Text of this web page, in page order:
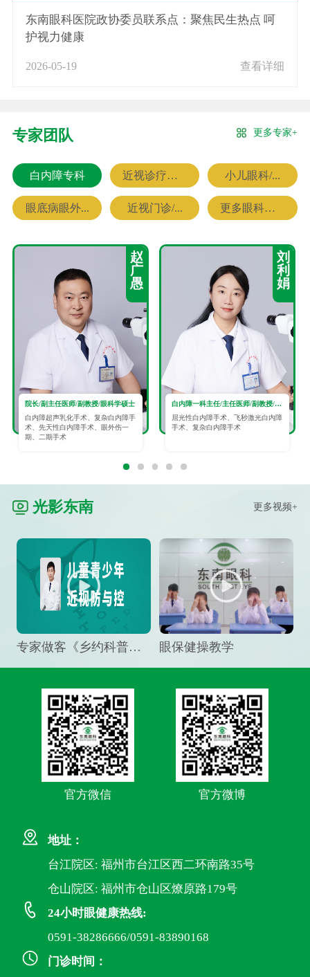
东南眼科医院政协委员联系点：聚焦民生热点 呵
护视力健康
2026-05-19 查看详细
专家团队 更多专家+
白内障专科 近视诊疗专科 小儿眼科/...
眼底病眼外... 近视门诊/... 更多眼科专家
赵
广
愚
院长/副主任医师/副教授/眼科学硕士
白内障超声乳化手术、复杂白内障手
术、先天性白内障手术、眼外伤一
期、二期手术
刘
利
娟
白内障一科主任/主任医师/副教授/眼科学硕士
屈光性白内障手术、飞秒激光白内障
手术、复杂白内障手术
光影东南 更多视频+
专家做客《乡约科普》栏目，预防孩子近视竟然这么“简单” 眼保健操教学
官方微信 官方微博
地址：
台江院区: 福州市台江区西二环南路35号
仓山院区: 福州市仓山区燎原路179号
24小时眼健康热线:
0591-38286666/0591-83890168
门诊时间：